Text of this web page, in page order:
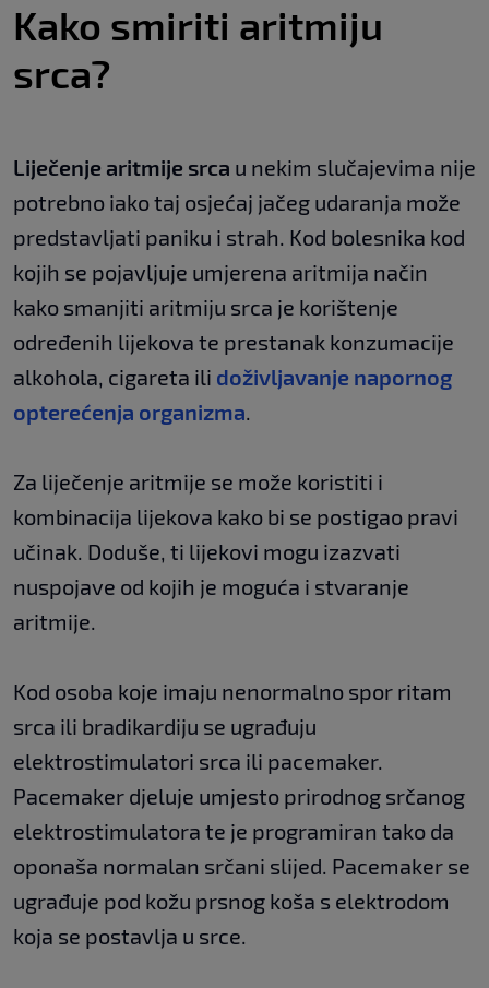
Kako smiriti aritmiju
srca?
Liječenje aritmije srca u nekim slučajevima nije
potrebno iako taj osjećaj jačeg udaranja može
predstavljati paniku i strah. Kod bolesnika kod
kojih se pojavljuje umjerena aritmija način
kako smanjiti aritmiju srca je korištenje
određenih lijekova te prestanak konzumacije
alkohola, cigareta ili doživljavanje napornog
opterećenja organizma.
Za liječenje aritmije se može koristiti i
kombinacija lijekova kako bi se postigao pravi
učinak. Doduše, ti lijekovi mogu izazvati
nuspojave od kojih je moguća i stvaranje
aritmije.
Kod osoba koje imaju nenormalno spor ritam
srca ili bradikardiju se ugrađuju
elektrostimulatori srca ili pacemaker.
Pacemaker djeluje umjesto prirodnog srčanog
elektrostimulatora te je programiran tako da
oponaša normalan srčani slijed. Pacemaker se
ugrađuje pod kožu prsnog koša s elektrodom
koja se postavlja u srce.